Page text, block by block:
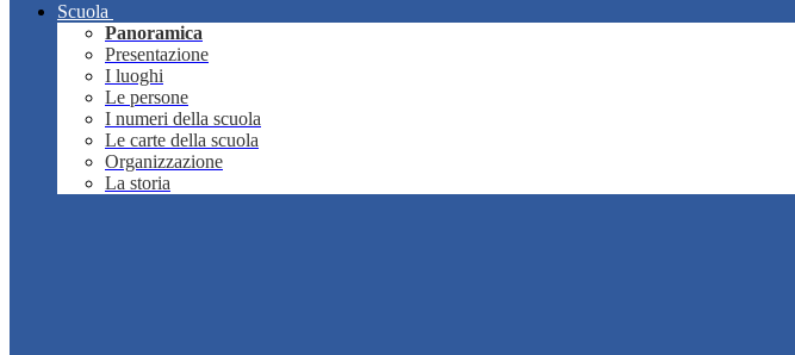
Scuola
Panoramica
Presentazione
I luoghi
Le persone
I numeri della scuola
Le carte della scuola
Organizzazione
La storia